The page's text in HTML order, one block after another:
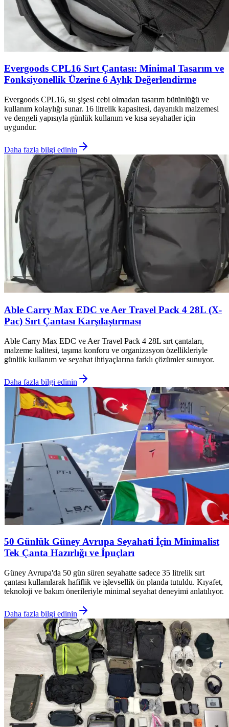
Evergoods CPL16 Sırt Çantası: Minimal Tasarım ve
Fonksiyonellik Üzerine 6 Aylık Değerlendirme
Evergoods CPL16, su şişesi cebi olmadan tasarım bütünlüğü ve
kullanım kolaylığı sunar. 16 litrelik kapasitesi, dayanıklı malzemesi
ve dengeli yapısıyla günlük kullanım ve kısa seyahatler için
uygundur.
Daha fazla bilgi edinin
Able Carry Max EDC ve Aer Travel Pack 4 28L (X-
Pac) Sırt Çantası Karşılaştırması
Able Carry Max EDC ve Aer Travel Pack 4 28L sırt çantaları,
malzeme kalitesi, taşıma konforu ve organizasyon özellikleriyle
günlük kullanım ve seyahat ihtiyaçlarına farklı çözümler sunuyor.
Daha fazla bilgi edinin
50 Günlük Güney Avrupa Seyahati İçin Minimalist
Tek Çanta Hazırlığı ve İpuçları
Güney Avrupa'da 50 gün süren seyahatte sadece 35 litrelik sırt
çantası kullanılarak hafiflik ve işlevsellik ön planda tutuldu. Kıyafet,
teknoloji ve bakım önerileriyle minimal seyahat deneyimi anlatılıyor.
Daha fazla bilgi edinin